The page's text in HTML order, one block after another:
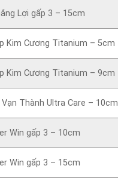
Lợi gấp 3 – 15cm
Kim Cương Titanium – 5cm
Kim Cương Titanium – 9cm
Thành Ultra Care – 10cm
Win gấp 3 – 10cm
Win gấp 3 – 15cm